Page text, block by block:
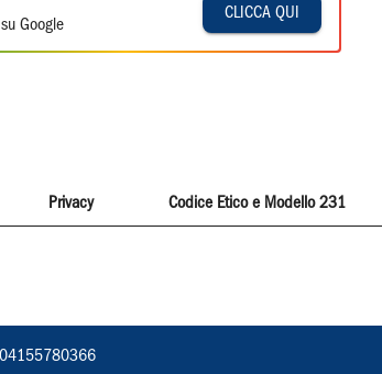
Google
CLICCA QUI
Privacy Codice Etico e Modello 231
04155780366